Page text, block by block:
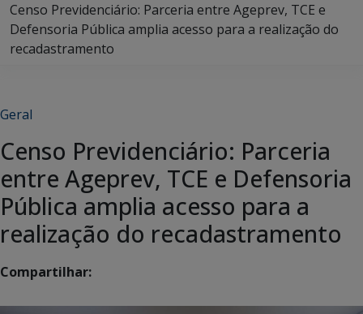
Censo Previdenciário: Parceria entre Ageprev, TCE e
Defensoria Pública amplia acesso para a realização do
recadastramento
Geral
Censo Previdenciário: Parceria
entre Ageprev, TCE e Defensoria
Pública amplia acesso para a
realização do recadastramento
Compartilhar: